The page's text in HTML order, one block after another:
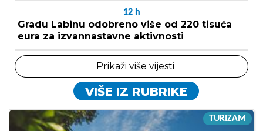
12 h
Gradu Labinu odobreno više od 220 tisuća
eura za izvannastavne aktivnosti
Prikaži više vijesti
VIŠE IZ RUBRIKE
TURIZAM